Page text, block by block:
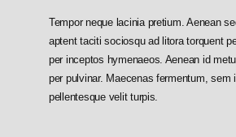
Tempor neque lacinia pretium. Aenean
aptent taciti sociosqu ad litora torquent
per inceptos hymenaeos. Aenean id
per pulvinar. Maecenas fermentum, sem
pellentesque velit turpis.